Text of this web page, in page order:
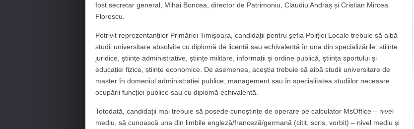
fost secretar general, Mihai Boncea, director de Patrimoniu, Claudiu Andraș și Cristian Mircea
Florescu.
Potrivit reprezentanților Primăriei Timișoara, candidații pentru șefia Poliției Locale trebuie să aibă
studii universitare absolvite cu diplomă de licență sau echivalentă în una din specializările: științe
juridice, științe administrative, științe militare, informații și ordine publică, știința sportului și
educației fizice, științe economice. De asemenea, aceștia trebuie să aibă studii universitare de
master în domeniul administrației publice, management sau în specialitatea studiilor necesare
ocupării funcției publice sau cu diplomă echivalentă.
Totodată, candidații mai trebuie să posede cunoștințe de operare pe calculator MsOffice – nivel
mediu, să cunoască una din limbile engleză/franceză/germană (citit, scris, vorbit) – nivel mediu și